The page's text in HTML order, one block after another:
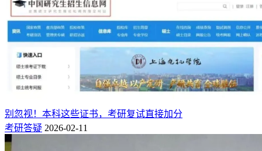
各大高校的复试流程大同小异，整体复试周期一般为2天左
右。复试成绩在总成绩中的占比，不同院校差异较大，多数院
校为40%-50%，部分院校占比超50%，初试与复试的加权计算
方式，均可在报考院校研招网发布的往届复试通知中查询。
复试考试核心分为专业课笔试和综合面试两大模块，具体考察
1.专业课笔试
绝大多数高校会将专业课笔试安排在面试前一天，所有进入复
别忽视！本科这些证书，考研复试直接加分
考研答疑 2026-02-11